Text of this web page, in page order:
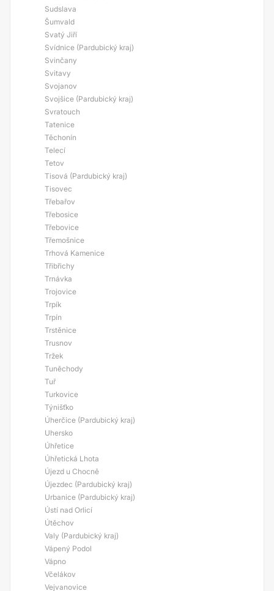
Sudslava
Šumvald
Svatý Jiří
Svídnice (Pardubický kraj)
Svinčany
Svitavy
Svojanov
Svojšice (Pardubický kraj)
Svratouch
Tatenice
Těchonín
Telecí
Tetov
Tisová (Pardubický kraj)
Tisovec
Třebařov
Třebosice
Třebovice
Třemošnice
Trhová Kamenice
Třibřichy
Trnávka
Trojovice
Trpík
Trpín
Trstěnice
Trusnov
Tržek
Tuněchody
Tuř
Turkovice
Týnišťko
Úherčice (Pardubický kraj)
Uhersko
Úhřetice
Úhřetická Lhota
Újezd u Chocně
Újezdec (Pardubický kraj)
Urbanice (Pardubický kraj)
Ústí nad Orlicí
Útěchov
Valy (Pardubický kraj)
Vápený Podol
Vápno
Včelákov
Vejvanovice